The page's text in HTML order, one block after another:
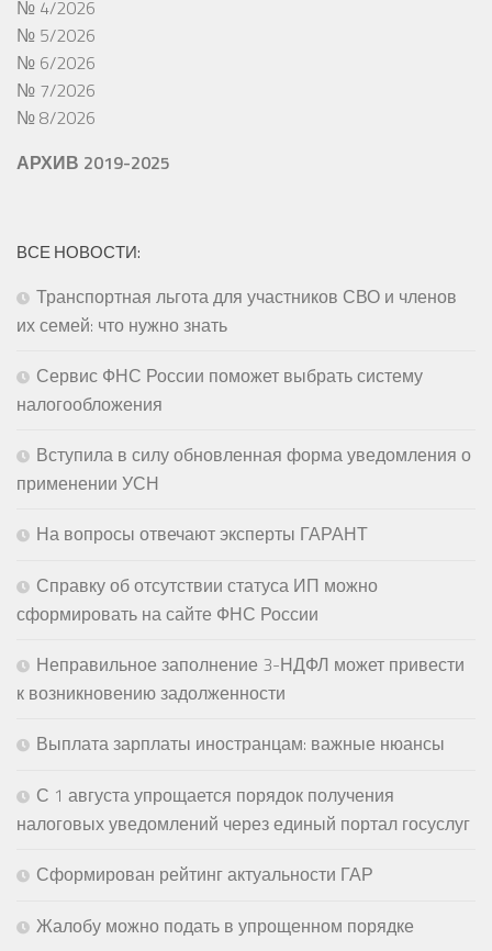
№ 4/2026
№ 5/2026
№ 6/2026
№ 7/2026
№ 8/2026
АРХИВ 2019-2025
ВСЕ НОВОСТИ:
Транспортная льгота для участников СВО и членов
их семей: что нужно знать
Сервис ФНС России поможет выбрать систему
налогообложения
Вступила в силу обновленная форма уведомления о
применении УСН
На вопросы отвечают эксперты ГАРАНТ
Справку об отсутствии статуса ИП можно
сформировать на сайте ФНС России
Неправильное заполнение 3-НДФЛ может привести
к возникновению задолженности
Выплата зарплаты иностранцам: важные нюансы
С 1 августа упрощается порядок получения
налоговых уведомлений через единый портал госуслуг
Сформирован рейтинг актуальности ГАР
Жалобу можно подать в упрощенном порядке